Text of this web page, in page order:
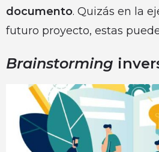
documento. Quizás en la
futuro proyecto, estas
Brainstorming